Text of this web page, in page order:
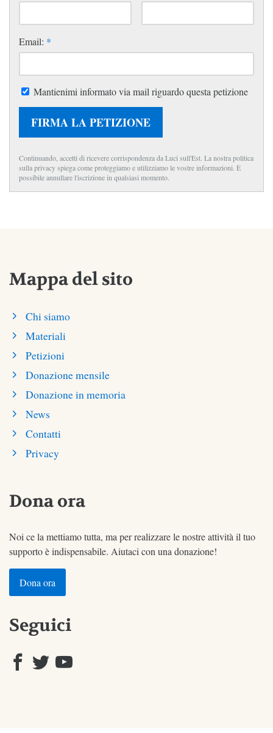
Email: *
Mantienimi informato via mail riguardo questa petizione
FIRMA LA PETIZIONE
Continuando, accetti di ricevere corrispondenza da Luci sull'Est. La nostra politica
sulla privacy spiega come proteggiamo e utilizziamo le vostre informazioni. È
possibile annullare l'iscrizione in qualsiasi momento.
Mappa del sito
Chi siamo
Materiali
Petizioni
Donazione mensile
Donazione in memoria
News
Contatti
Privacy
Dona ora
Noi ce la mettiamo tutta, ma per realizzare le nostre attività il tuo
supporto è indispensabile. Aiutaci con una donazione!
Dona ora
Seguici